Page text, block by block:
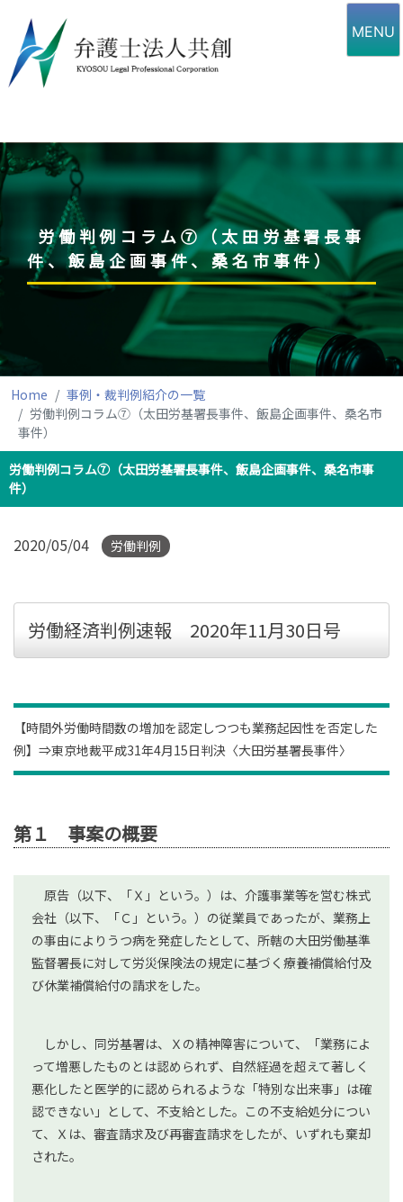
content
MENU
労働判例コラム⑦（太田労基署長事
件、飯島企画事件、桑名市事件）
Home
事例・裁判例紹介の一覧
労働判例コラム⑦（太田労基署長事件、飯島企画事件、桑名市
事件）
労働判例コラム⑦（太田労基署長事件、飯島企画事件、桑名市事
件）
2020/05/04 労働判例
労働経済判例速報 2020年11月30日号
【時間外労働時間数の増加を認定しつつも業務起因性を否定した
例】⇒東京地裁平成31年4月15日判決〈大田労基署長事件〉
第１ 事案の概要
原告（以下、「Ｘ」という。）は、介護事業等を営む株式
会社（以下、「Ｃ」という。）の従業員であったが、業務上
の事由によりうつ病を発症したとして、所轄の大田労働基準
監督署長に対して労災保険法の規定に基づく療養補償給付及
び休業補償給付の請求をした。
しかし、同労基署は、Ｘの精神障害について、「業務によ
って増悪したものとは認められず、自然経過を超えて著しく
悪化したと医学的に認められるような「特別な出来事」は確
認できない」として、不支給とした。この不支給処分につい
て、Ｘは、審査請求及び再審査請求をしたが、いずれも棄却
された。